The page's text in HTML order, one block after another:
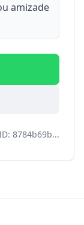
amizade
8784b69b...